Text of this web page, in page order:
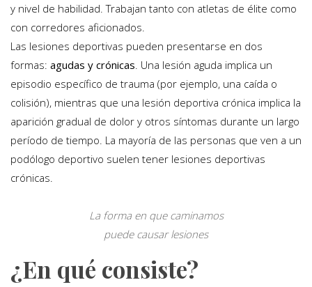
y nivel de habilidad. Trabajan tanto con atletas de élite como
con corredores aficionados.
Las lesiones deportivas pueden presentarse en dos
formas: agudas y crónicas . Una lesión aguda implica un
episodio específico de trauma (por ejemplo, una caída o
colisión), mientras que una lesión deportiva crónica implica la
aparición gradual de dolor y otros síntomas durante un largo
período de tiempo. La mayoría de las personas que ven a un
podólogo deportivo suelen tener lesiones deportivas
crónicas.
La forma en que caminamos
puede causar lesiones
¿En qué consiste?